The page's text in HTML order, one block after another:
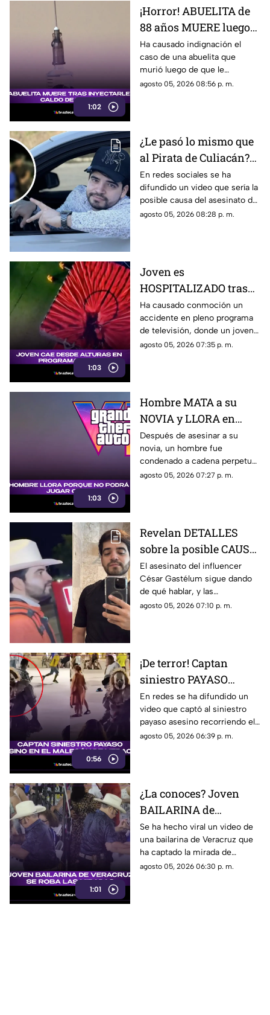
1:02
¡Horror! ABUELITA de
88 años MUERE luego
de que le INYECTARAN
CALDO de pollo
Ha causado indignación el
caso de una abuelita que
murió luego de que le
inyectaran caldo de pollo,
agosto 05, 2026 08:56 p. m.
¿Le pasó lo mismo que
al Pirata de Culiacán?
Revelan VIDEO que
podría ser la causa del
asesinato de César
Gastélum
En redes sociales se ha
difundido un video que sería la
posible causa del asesinato del
influencer César Gastélum,
agosto 05, 2026 08:28 p. m.
1:03
Joven es
HOSPITALIZADO tras
caer desde 8 metros de
altura en programa de
televisión (+VIDEO)
Ha causado conmoción un
accidente en pleno programa
de televisión, donde un joven
sufrió una caída y terminó
agosto 05, 2026 07:35 p. m.
1:03
Hombre MATA a su
NOVIA y LLORA en
prisión por no poder
jugar GTA; así fue
captado (+VIDEO)
Después de asesinar a su
novia, un hombre fue
condenado a cadena perpetua
y lloró, aunque no por lo
agosto 05, 2026 07:27 p. m.
Revelan DETALLES
sobre la posible CAUSA
del ASESINATO de
César Gastélum
El asesinato del influencer
César Gastélum sigue dando
de qué hablar, y las
autoridades de seguridad ya
agosto 05, 2026 07:10 p. m.
0:56
¡De terror! Captan
siniestro PAYASO
ASESINO en el
MALECÓN de Veracruz
(+VIDEO)
En redes se ha difundido un
video que captó al siniestro
payaso asesino recorriendo el
malecón de la ciudad de
agosto 05, 2026 06:39 p. m.
1:01
¿La conoces? Joven
BAILARINA de
Veracruz se roba las
miradas por sus
TREMENDOS PASOS
(+VIDEO)
Se ha hecho viral un video de
una bailarina de Veracruz que
ha captado la mirada de
muchos debido a su estilo de
agosto 05, 2026 06:30 p. m.